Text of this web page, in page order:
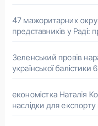
47 мажоритарних
представників у Раді:
Зеленський провів
української балістики
економістка Наталія
наслідки для експорту